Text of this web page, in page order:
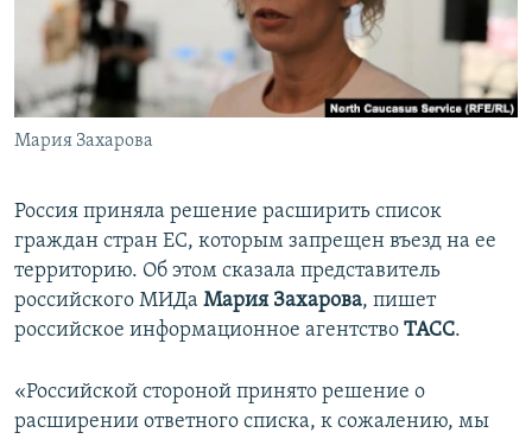
ПОБЕДИТЕЛЕЙ НЕ СУДЯТ?
КРЫМ.НЕПОКОРЕННЫЙ
ELIFBE
УКРАИНСКАЯ ПРОБЛЕМА КРЫМА
ПРИСОЕДИНЯЙТЕСЬ!
Мария Захарова
Россия приняла решение расширить список
граждан стран ЕС, которым запрещен въезд на ее
территорию. Об этом сказала представитель
российского МИДа Мария Захарова, пишет
российское информационное агентство ТАСС.
«Российской стороной принято решение о
расширении ответного списка, к сожалению, мы